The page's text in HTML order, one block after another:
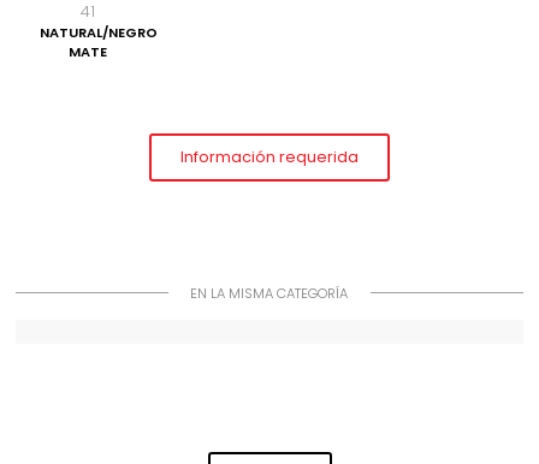
41
NATURAL/NEGRO
MATE
Información requerida
EN LA MISMA CATEGORÍA